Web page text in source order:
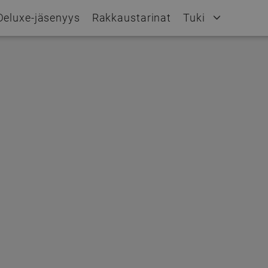
jäsenyys Rakkaustarinat Tuki